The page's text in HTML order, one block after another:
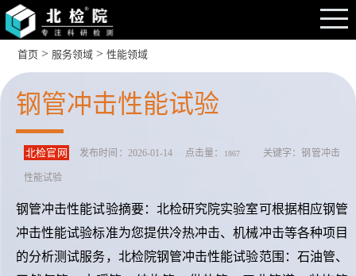
首页 > 服务领域 >性能领域
钢管冲击性能试验
北检官网 发布时间：2026-01-14 点击量： 1867关键字：钢管冲击
性能试验
钢管冲击性能试验摘要：北检研究院实验室可根据相应钢管
冲击性能试验标准为您提供冷热冲击、机械冲击等各种项目
的分析测试服务，北检院钢管冲击性能试验范围：石油管、